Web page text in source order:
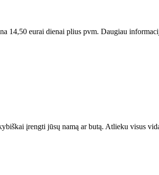
14,50 eurai dienai plius pvm. Daugiau
įrengti jūsų namą ar butą. Atlieku visus